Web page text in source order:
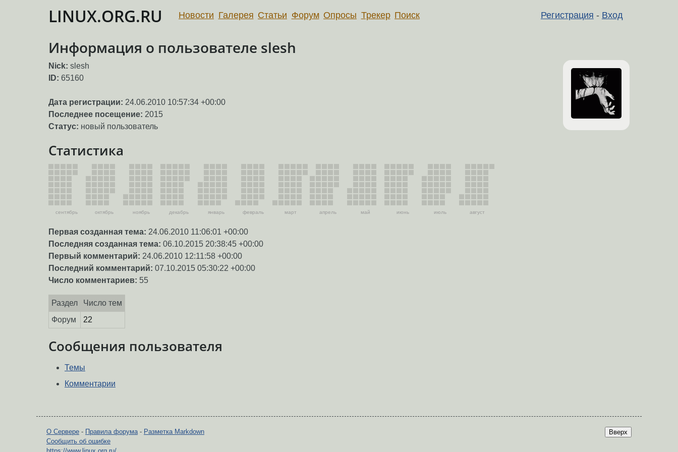
LINUX.ORG.RU Регистрация - Вход
Новости Галерея Статьи Форум Опросы Трекер Поиск
Информация о пользователе slesh
Nick: slesh
ID: 65160
Дата регистрации: 24.06.2010 10:57:34 +00:00
Последнее посещение: 2015
Статус: новый пользователь
Статистика
сентябрь октябрь ноябрь декабрь январь февраль март апрель май июнь июль август
Первая созданная тема: 24.06.2010 11:06:01 +00:00
Последняя созданная тема: 06.10.2015 20:38:45 +00:00
Первый комментарий: 24.06.2010 12:11:58 +00:00
Последний комментарий: 07.10.2015 05:30:22 +00:00
Число комментариев: 55
Раздел
Число тем
Форум
22
Сообщения пользователя
Темы
Комментарии
Вверх
О Сервере - Правила форума- Разметка Markdown
Сообщить об ошибке